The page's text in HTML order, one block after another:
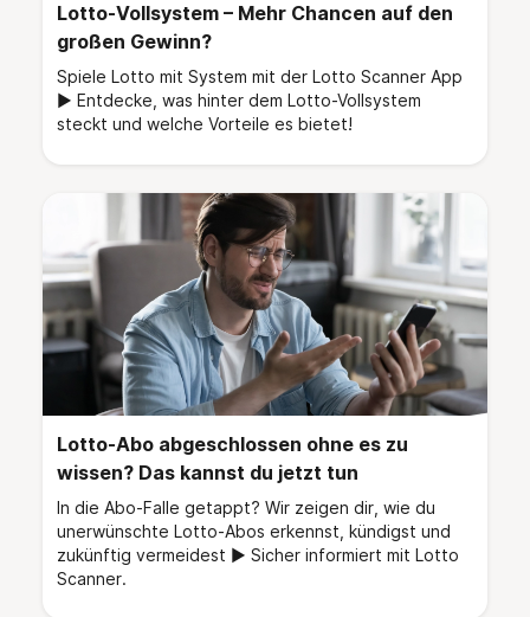
Lotto-Vollsystem – Mehr Chancen auf den
großen Gewinn?
Spiele Lotto mit System mit der Lotto Scanner App
► Entdecke, was hinter dem Lotto-Vollsystem
steckt und welche Vorteile es bietet!
Lotto-Abo abgeschlossen ohne es zu
wissen? Das kannst du jetzt tun
In die Abo-Falle getappt? Wir zeigen dir, wie du
unerwünschte Lotto-Abos erkennst, kündigst und
zukünftig vermeidest ► Sicher informiert mit Lotto
Scanner.